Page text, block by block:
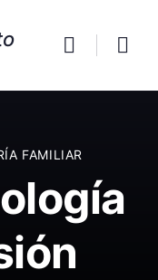
FAMILIAR